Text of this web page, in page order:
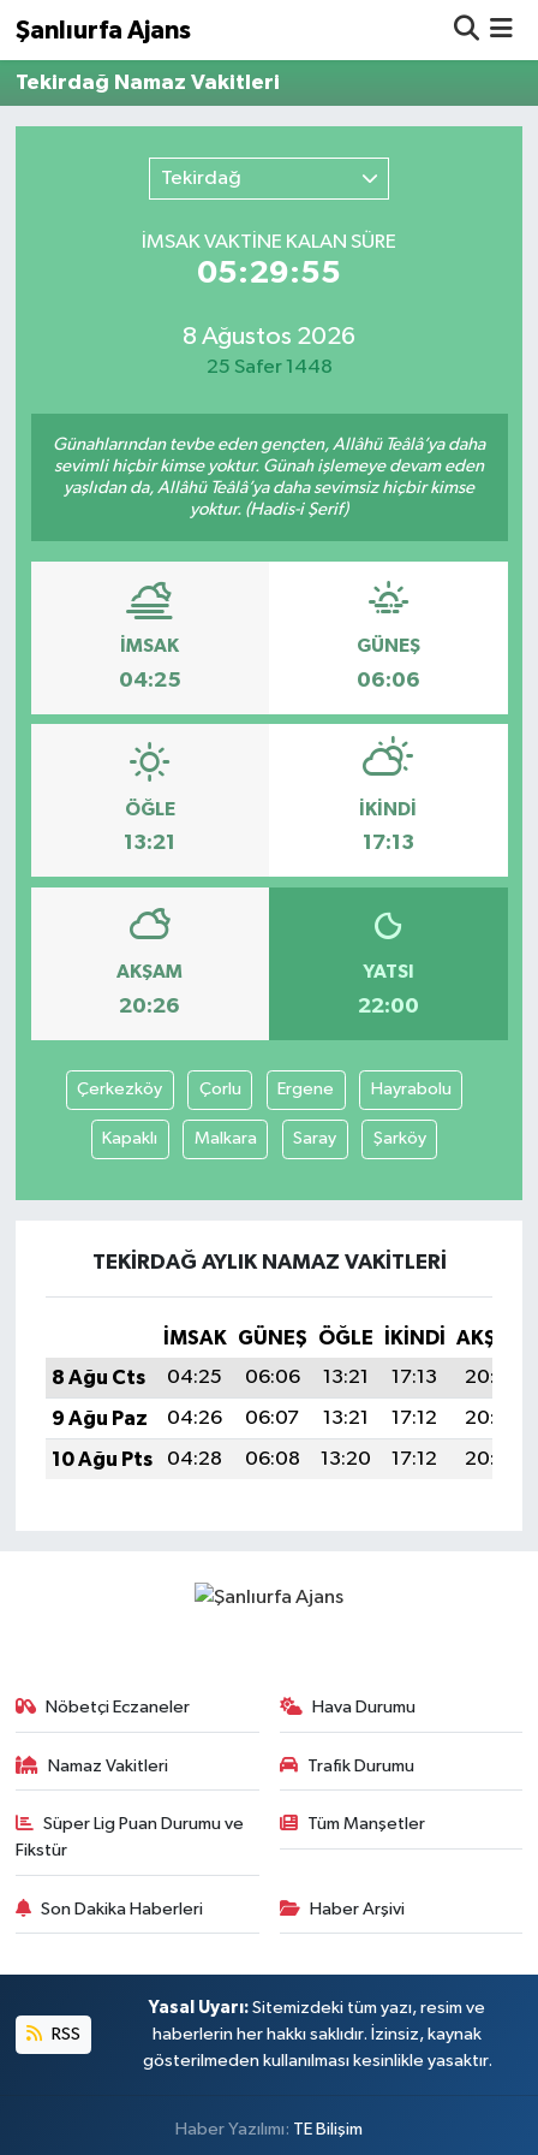
Şanlıurfa Ajans
Tekirdağ Namaz Vakitleri
Tekirdağ
İMSAK VAKTİNE KALAN SÜRE
05:29:55
8 Ağustos 2026
25 Safer 1448
Günahlarından tevbe eden gençten, Allâhü Teâlâ’ya daha
sevimli hiçbir kimse yoktur. Günah işlemeye devam eden
yaşlıdan da, Allâhü Teâlâ’ya daha sevimsiz hiçbir kimse
yoktur. (Hadis-i Şerif)
İMSAK
04:25
GÜNEŞ
06:06
ÖĞLE
13:21
İKINDI
17:13
AKŞAM
20:26
YATSI
22:00
Çerkezköy Çorlu Ergene Hayrabolu
Kapaklı Malkara Saray Şarköy
TEKIRDAĞ AYLIK NAMAZ VAKITLERI
İMSAK GÜNEŞ ÖĞLE İKINDI
AKŞAM
8 Ağu Cts
04:25 06:06 13:21 17:13
20:26
9 Ağu Paz
04:26 06:07 13:21 17:12
20:25
10 Ağu Pts
04:28 06:08 13:20 17:12 20:23
Nöbetçi Eczaneler Hava Durumu
Namaz Vakitleri Trafik Durumu
Süper Lig Puan Durumu ve
Fikstür
Tüm Manşetler
Son Dakika Haberleri Haber Arşivi
RSS
Yasal Uyarı: Sitemizdeki tüm yazı, resim ve
haberlerin her hakkı saklıdır. İzinsiz, kaynak
gösterilmeden kullanılması kesinlikle yasaktır.
Haber Yazılımı: TE Bilişim
Nöbetçi Eczaneler
Trafik Durumu
Süper Lig Puan Durumu ve Fikstür
Son Dakika Haberleri